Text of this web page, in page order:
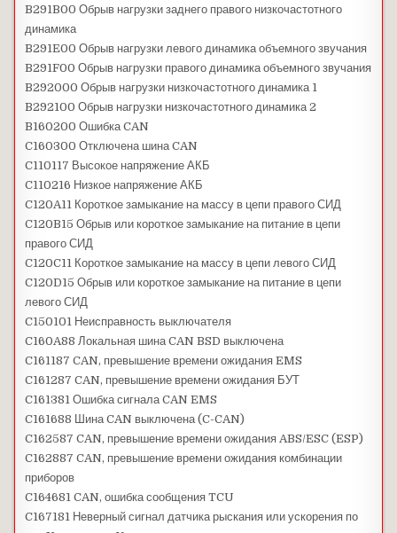
B291B00 Обрыв нагрузки заднего правого низкочастотного
динамика
B291E00 Обрыв нагрузки левого динамика объемного звучания
B291F00 Обрыв нагрузки правого динамика объемного звучания
B292000 Обрыв нагрузки низкочастотного динамика 1
B292100 Обрыв нагрузки низкочастотного динамика 2
B160200 Ошибка CAN
C160300 Отключена шина CAN
C110117 Высокое напряжение АКБ
C110216 Низкое напряжение АКБ
C120A11 Короткое замыкание на массу в цепи правого СИД
C120B15 Обрыв или короткое замыкание на питание в цепи
правого СИД
C120C11 Короткое замыкание на массу в цепи левого СИД
C120D15 Обрыв или короткое замыкание на питание в цепи
левого СИД
C150101 Неисправность выключателя
C160A88 Локальная шина CAN BSD выключена
C161187 CAN, превышение времени ожидания EMS
C161287 CAN, превышение времени ожидания БУТ
C161381 Ошибка сигнала CAN EMS
C161688 Шина CAN выключена (C-CAN)
C162587 CAN, превышение времени ожидания ABS/ESC (ESP)
C162887 CAN, превышение времени ожидания комбинации
приборов
C164681 CAN, ошибка сообщения TCU
C167181 Неверный сигнал датчика рыскания или ускорения по